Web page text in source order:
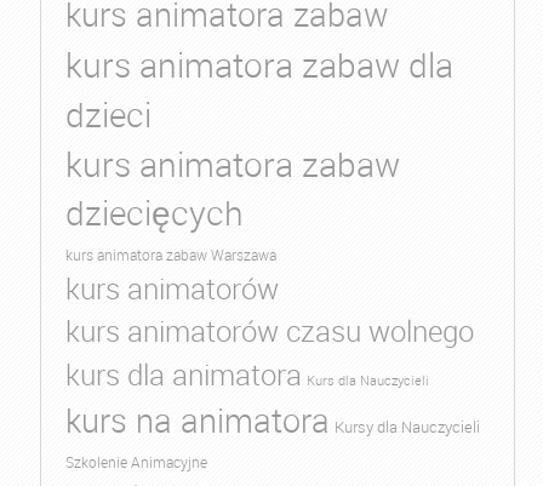
kurs animatora zabaw
kurs animatora zabaw dla
dzieci
kurs animatora zabaw
dziecięcych
kurs animatora zabaw Warszawa
kurs animatorów
kurs animatorów czasu wolnego
kurs dla animatora Kurs dla Nauczycieli
kurs na animatora Kursy dla Nauczycieli
Szkolenie Animacyjne